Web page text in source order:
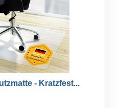
- Kratzfest...